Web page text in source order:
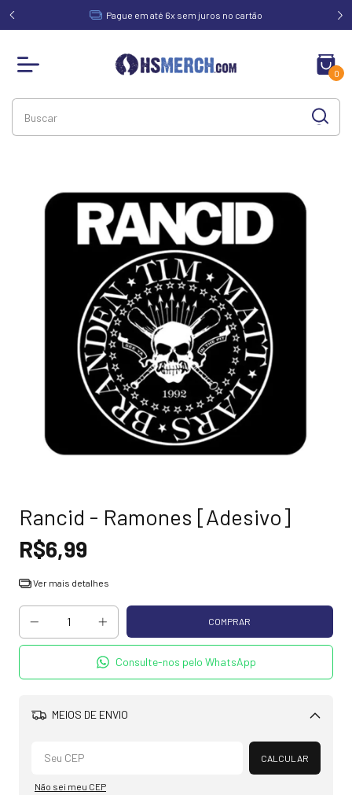
de Pague em até 6x sem juros no cartão
0
Rancid - Ramones [Adesivo]
R$6,99
Ver mais detalhes
Consulte-nos pelo WhatsApp
MEIOS DE ENVIO
Alterar CEP
CALCULAR
Não sei meu CEP